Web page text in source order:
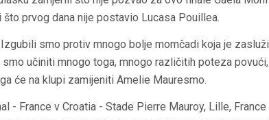
prvog dana nije postavio Lucasa Pouillea.
smo protiv mnogo bolje momčadi koja je
učiniti mnogo toga, mnogo različitih poteza
će na klupi zamijeniti Amelie Mauresmo.